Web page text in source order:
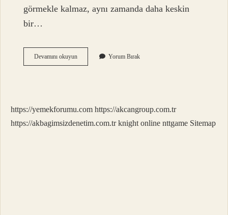
görmekle kalmaz, aynı zamanda daha keskin
bir…
Devamını okuyunKuşlar
Nasıl
Yorum Bırak
https://yemekforumu.com https://akcangroup.com.tr
https://akbagimsizdenetim.com.tr knight online nttgame Sitemap